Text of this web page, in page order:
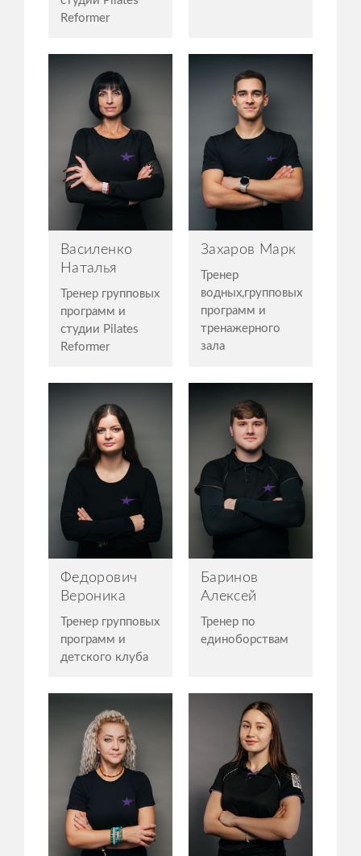
Reformer
Василенко
Наталья
Тренер групповых
программ и
студии Pilates
Reformer
Захаров Марк
Тренер
водных,групповых
программ и
тренажерного
зала
Федорович
Вероника
Тренер групповых
программ и
детского клуба
Баринов
Алексей
Тренер по
единоборствам